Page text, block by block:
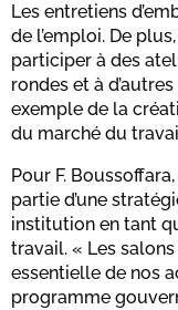
Les entretiens
de l’emploi. De
participer à des
rondes et à
exemple de la
du marché du
Pour F.
partie d’une
institution en tant
travail. « Les
essentielle de nos
programme